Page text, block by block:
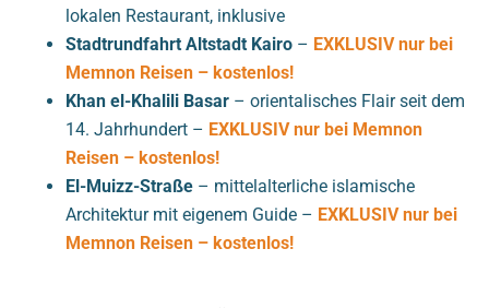
lokalen Restaurant, inklusive
Stadtrundfahrt Altstadt Kairo – EXKLUSIV nur bei
Memnon Reisen – kostenlos!
Khan el-Khalili Basar – orientalisches Flair seit dem
14. Jahrhundert – EXKLUSIV nur bei Memnon
Reisen – kostenlos!
El-Muizz-Straße – mittelalterliche islamische
Architektur mit eigenem Guide – EXKLUSIV nur bei
Memnon Reisen – kostenlos!